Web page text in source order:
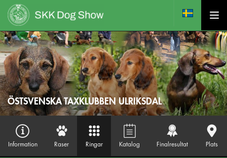
ÖSTSVENSKA TAXKLUBBEN ULRIKSDAL
Information Raser Ringar Katalog Finalresultat Plats